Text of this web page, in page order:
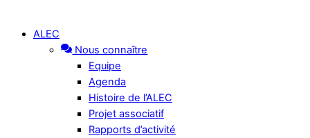
ALEC
Nous connaître
Equipe
Agenda
Histoire de l’ALEC
Projet associatif
Rapports d’activité